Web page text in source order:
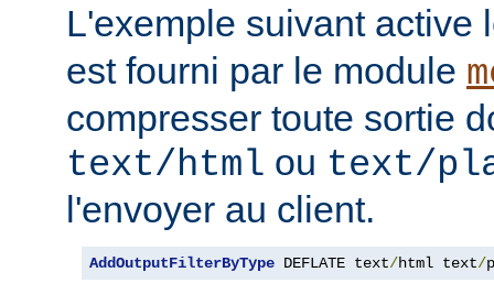
L'exemple suivant active
est fourni par le module
compresser toute sortie
text/html ou text/
l'envoyer au client.
AddOutputFilterByType DEFLATE text/html text/